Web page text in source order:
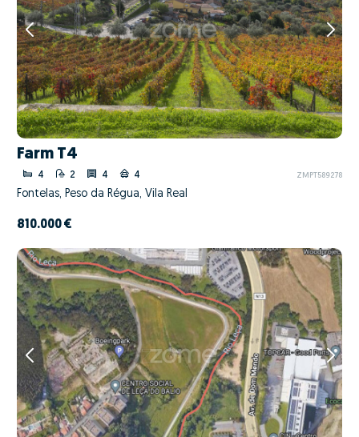
Farm T4
4 2 4 4 ZMPT589278
Fontelas, Peso da Régua, Vila Real
810.000 €